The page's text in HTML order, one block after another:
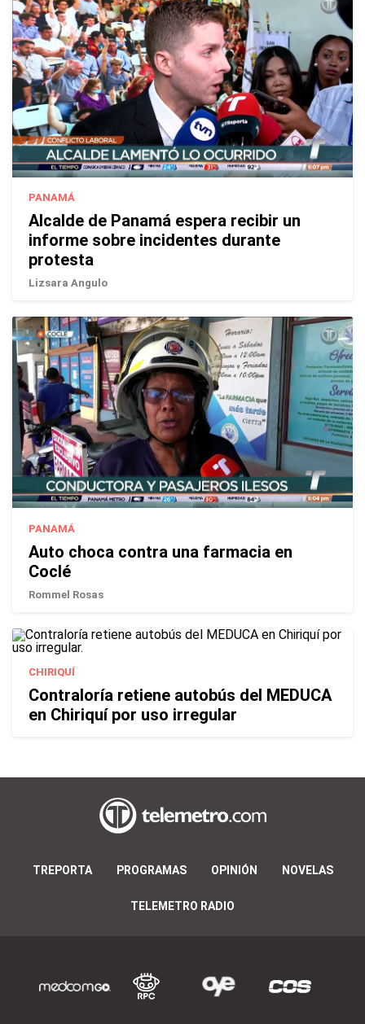
PANAMÁ
Alcalde de Panamá espera recibir un
informe sobre incidentes durante
protesta
Lizsara Angulo
PANAMÁ
Auto choca contra una farmacia en
Coclé
Rommel Rosas
CHIRIQUÍ
Contraloría retiene autobús del MEDUCA
en Chiriquí por uso irregular
TREPORTA PROGRAMAS OPINIÓN NOVELAS
TELEMETRO RADIO